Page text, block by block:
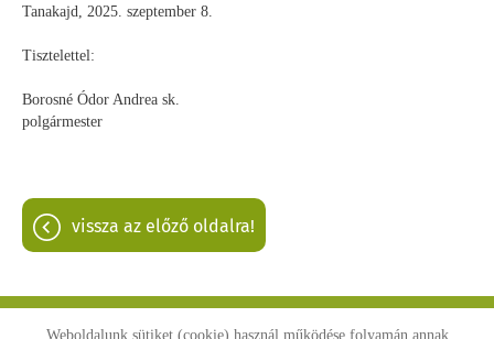
Tanakajd, 2025. szeptember 8.
Tisztelettel:
Borosné Ódor Andrea sk.
polgármester
vissza az előző oldalra!
Weboldalunk sütiket (cookie) használ működése folyamán annak